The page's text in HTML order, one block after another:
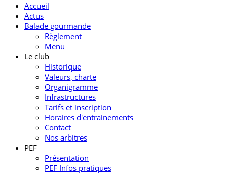
Accueil
Actus
Balade gourmande
Règlement
Menu
Le club
Historique
Valeurs, charte
Organigramme
Infrastructures
Tarifs et inscription
Horaires d'entrainements
Contact
Nos arbitres
PEF
Présentation
PEF Infos pratiques